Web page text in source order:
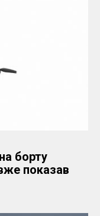
борту
показав